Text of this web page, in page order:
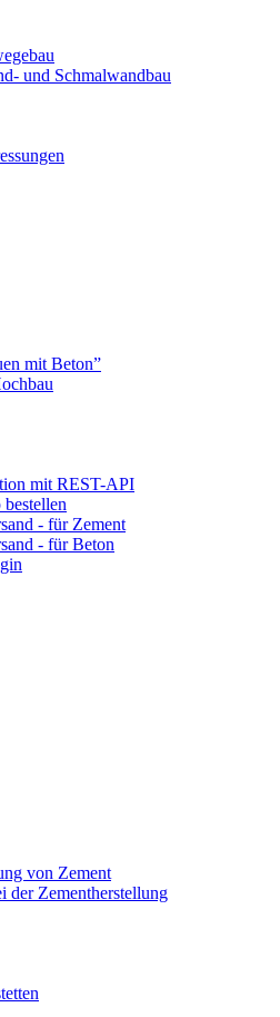
und Schmalwandbau
mit Beton”
mit REST-API
- für Zement
- für Beton
von Zement
der Zementherstellung